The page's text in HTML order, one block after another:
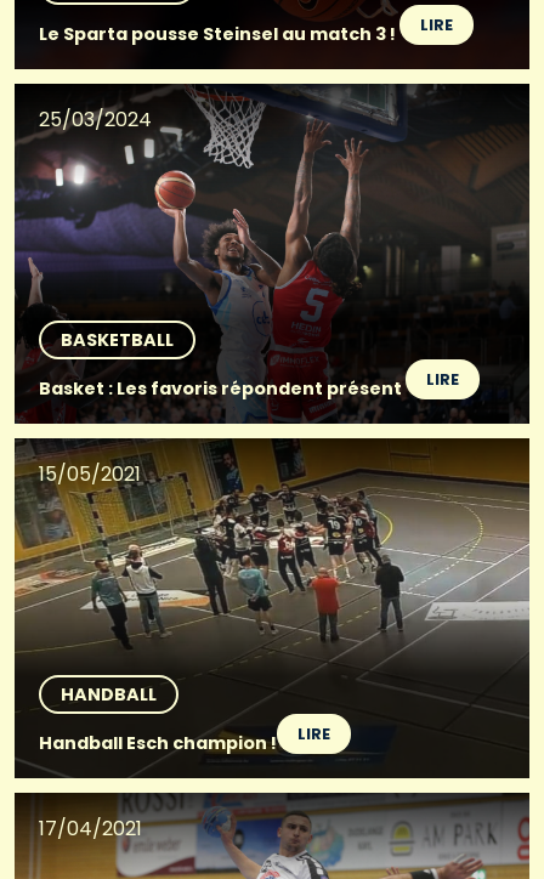
Le Sparta pousse Steinsel au match 3 ! LIRE
25/03/2024
BASKETBALL
Basket : Les favoris répondent présent
LIRE
15/05/2021
HANDBALL
Handball Esch champion !
LIRE
17/04/2021